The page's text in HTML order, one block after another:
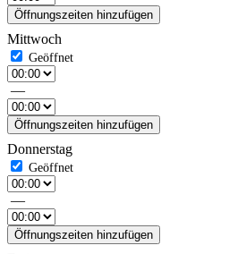
Öffnungszeiten hinzufügen
Mittwoch
—
Öffnungszeiten hinzufügen
Donnerstag
—
Öffnungszeiten hinzufügen